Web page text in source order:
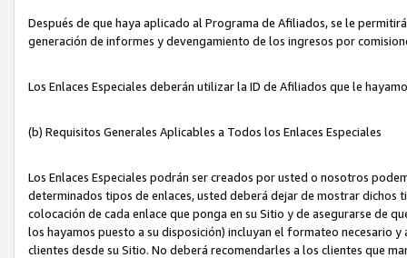
Después de que haya aplicado al Programa de Afiliados, se le
generación de informes y devengamiento de los ingresos por
Los Enlaces Especiales deberán utilizar la ID de Afiliados que le
(b) Requisitos Generales Aplicables a Todos los Enlaces Especiales
Los Enlaces Especiales podrán ser creados por usted o nosotros
determinados tipos de enlaces, usted deberá dejar de mostrar dichos
colocación de cada enlace que ponga en su Sitio y de asegurarse de
los hayamos puesto a su disposición) incluyan el formateo necesario
clientes desde su Sitio. No deberá recomendarles a los clientes que